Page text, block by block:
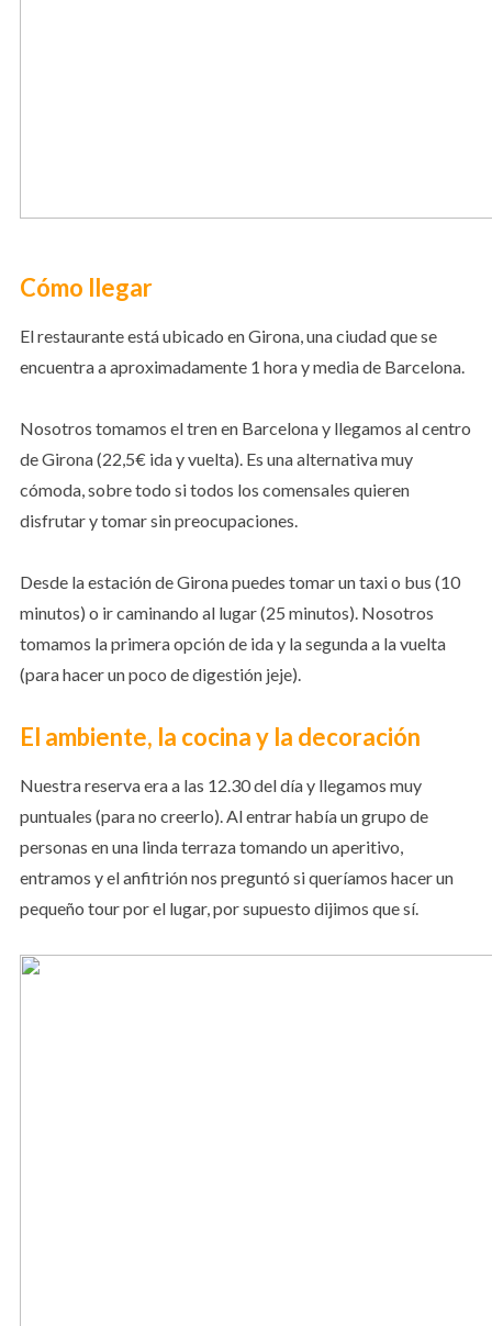
Cómo llegar
El restaurante está ubicado en Girona, una ciudad que se
encuentra a aproximadamente 1 hora y media de Barcelona.
Nosotros tomamos el tren en Barcelona y llegamos al centro
de Girona (22,5€ ida y vuelta). Es una alternativa muy
cómoda, sobre todo si todos los comensales quieren
disfrutar y tomar sin preocupaciones.
Desde la estación de Girona puedes tomar un taxi o bus (10
minutos) o ir caminando al lugar (25 minutos). Nosotros
tomamos la primera opción de ida y la segunda a la vuelta
(para hacer un poco de digestión jeje).
El ambiente, la cocina y la decoración
Nuestra reserva era a las 12.30 del día y llegamos muy
puntuales (para no creerlo). Al entrar había un grupo de
personas en una linda terraza tomando un aperitivo,
entramos y el anfitrión nos preguntó si queríamos hacer un
pequeño tour por el lugar, por supuesto dijimos que sí.